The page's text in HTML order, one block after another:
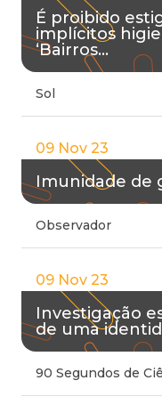
É proibido
implícitos
‘Bairros…
Sol
09 Nov 23
Imunidade de
Observador
09 Nov 23
Investigação
de uma
90 Segundos de